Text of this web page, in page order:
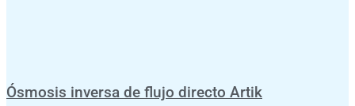
Ósmosis inversa de flujo directo Artik